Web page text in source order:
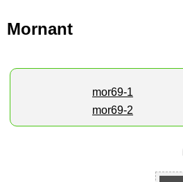
Mornant
mor69-1
mor69-2